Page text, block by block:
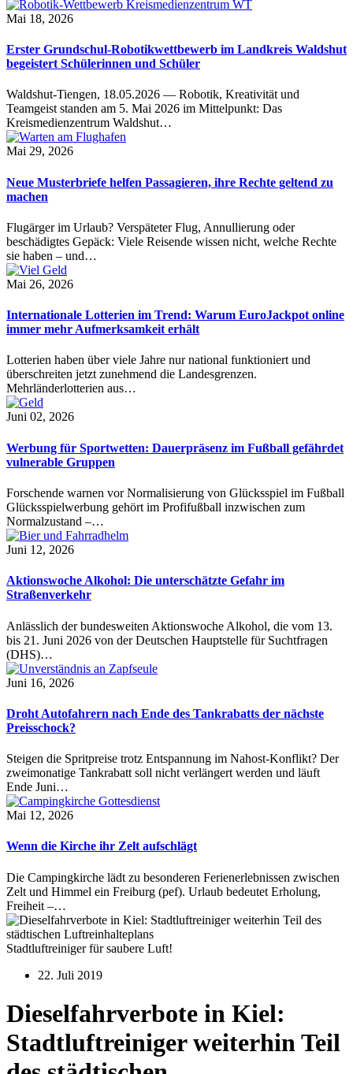
Mai 18, 2026
Erster Grundschul-Robotikwettbewerb im Landkreis Waldshut
begeistert Schülerinnen und Schüler
Waldshut-Tiengen, 18.05.2026 — Robotik, Kreativität und
Teamgeist standen am 5. Mai 2026 im Mittelpunkt: Das
Kreismedienzentrum Waldshut…
Mai 29, 2026
Neue Musterbriefe helfen Passagieren, ihre Rechte geltend zu
machen
Flugärger im Urlaub? Verspäteter Flug, Annullierung oder
beschädigtes Gepäck: Viele Reisende wissen nicht, welche Rechte
sie haben – und…
Mai 26, 2026
Internationale Lotterien im Trend: Warum EuroJackpot online
immer mehr Aufmerksamkeit erhält
Lotterien haben über viele Jahre nur national funktioniert und
überschreiten jetzt zunehmend die Landesgrenzen.
Mehrländerlotterien aus…
Juni 02, 2026
Werbung für Sportwetten: Dauerpräsenz im Fußball gefährdet
vulnerable Gruppen
Forschende warnen vor Normalisierung von Glücksspiel im Fußball
Glücksspielwerbung gehört im Profifußball inzwischen zum
Normalzustand –…
Juni 12, 2026
Aktionswoche Alkohol: Die unterschätzte Gefahr im
Straßenverkehr
Anlässlich der bundesweiten Aktionswoche Alkohol, die vom 13.
bis 21. Juni 2026 von der Deutschen Hauptstelle für Suchtfragen
(DHS)…
Juni 16, 2026
Droht Autofahrern nach Ende des Tankrabatts der nächste
Preisschock?
Steigen die Spritpreise trotz Entspannung im Nahost-Konflikt? Der
zweimonatige Tankrabatt soll nicht verlängert werden und läuft
Ende Juni…
Mai 12, 2026
Wenn die Kirche ihr Zelt aufschlägt
Die Campingkirche lädt zu besonderen Ferienerlebnissen zwischen
Zelt und Himmel ein Freiburg (pef). Urlaub bedeutet Erholung,
Freiheit –…
Stadtluftreiniger für saubere Luft!
22. Juli 2019
Dieselfahrverbote in Kiel:
Stadtluftreiniger weiterhin Teil